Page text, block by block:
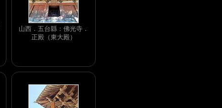
山西．五台縣：佛光寺．
正殿（東大殿）